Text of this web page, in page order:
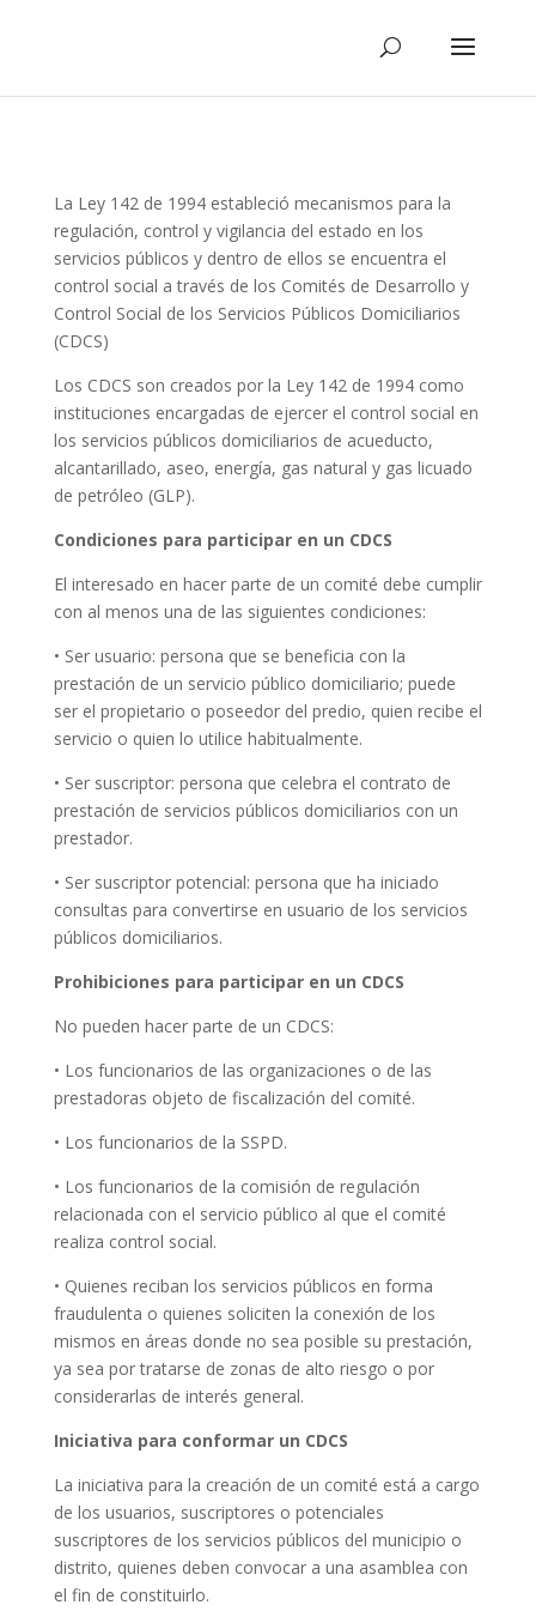
La Ley 142 de 1994 estableció mecanismos para la
regulación, control y vigilancia del estado en los
servicios públicos y dentro de ellos se encuentra el
control social a través de los Comités de Desarrollo y
Control Social de los Servicios Públicos Domiciliarios
(CDCS)
Los CDCS son creados por la Ley 142 de 1994 como
instituciones encargadas de ejercer el control social en
los servicios públicos domiciliarios de acueducto,
alcantarillado, aseo, energía, gas natural y gas licuado
de petróleo (GLP).
Condiciones para participar en un CDCS
El interesado en hacer parte de un comité debe cumplir
con al menos una de las siguientes condiciones:
• Ser usuario: persona que se beneficia con la
prestación de un servicio público domiciliario; puede
ser el propietario o poseedor del predio, quien recibe el
servicio o quien lo utilice habitualmente.
• Ser suscriptor: persona que celebra el contrato de
prestación de servicios públicos domiciliarios con un
prestador.
• Ser suscriptor potencial: persona que ha iniciado
consultas para convertirse en usuario de los servicios
públicos domiciliarios.
Prohibiciones para participar en un CDCS
No pueden hacer parte de un CDCS:
• Los funcionarios de las organizaciones o de las
prestadoras objeto de fiscalización del comité.
• Los funcionarios de la SSPD.
• Los funcionarios de la comisión de regulación
relacionada con el servicio público al que el comité
realiza control social.
• Quienes reciban los servicios públicos en forma
fraudulenta o quienes soliciten la conexión de los
mismos en áreas donde no sea posible su prestación,
ya sea por tratarse de zonas de alto riesgo o por
considerarlas de interés general.
Iniciativa para conformar un CDCS
La iniciativa para la creación de un comité está a cargo
de los usuarios, suscriptores o potenciales
suscriptores de los servicios públicos del municipio o
distrito, quienes deben convocar a una asamblea con
el fin de constituirlo.